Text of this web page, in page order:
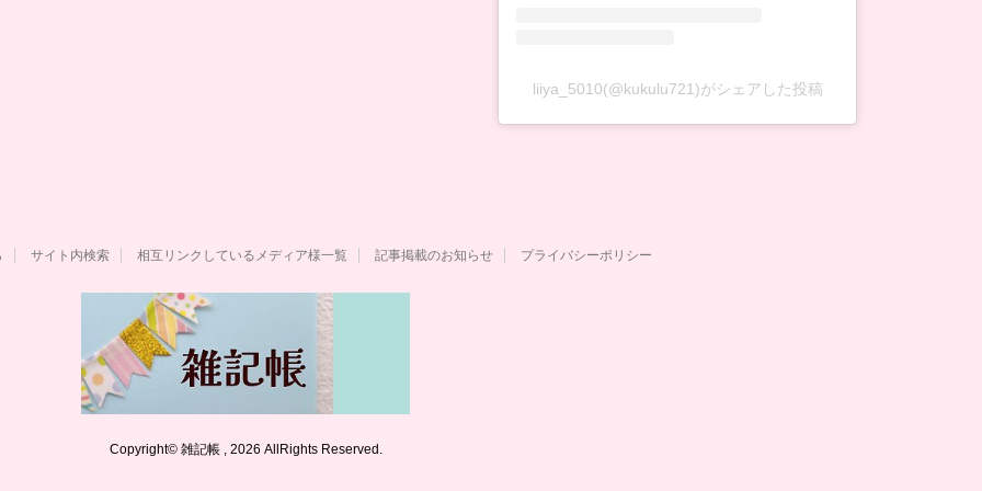
liiya_5010(@kukulu721)がシェアした投稿
サイト内検索 相互リンクしているメディア様一覧 記事掲載のお知らせ プライバシーポリシー
Copyright© 雑記帳 , 2026 AllRights Reserved.